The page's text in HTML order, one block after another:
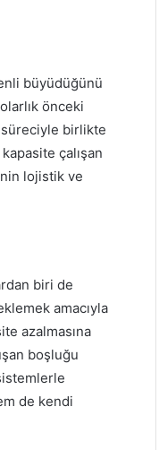
büyüdüğünü
önceki
süreciyle birlikte
çalışan
lojistik ve
biri de
amacıyla
azalmasına
boşluğu
de kendi